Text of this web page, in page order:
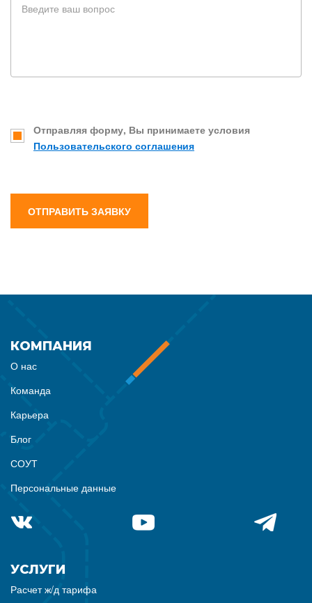
Отправляя форму, Вы принимаете условия
Пользовательского соглашения
ОТПРАВИТЬ ЗАЯВКУ
КОМПАНИЯ
О нас
Команда
Карьера
Блог
СОУТ
Персональные данные
УСЛУГИ
Расчет ж/д тарифа